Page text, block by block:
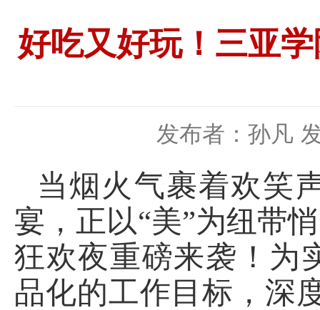
好吃又好玩！三亚
发布者：孙凡
当烟火气裹着欢笑
宴，正以“美”为纽带
狂欢夜重磅来袭！为
品化的工作目标，深